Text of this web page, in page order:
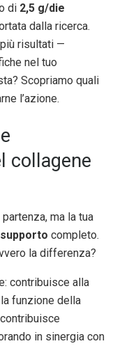
di 2,5 g/die
dalla ricerca.
risultati —
nel tuo
Scopriamo quali
l’azione.
collagene
ma la tua
completo.
la differenza?
contribuisce alla
funzione della
in sinergia con